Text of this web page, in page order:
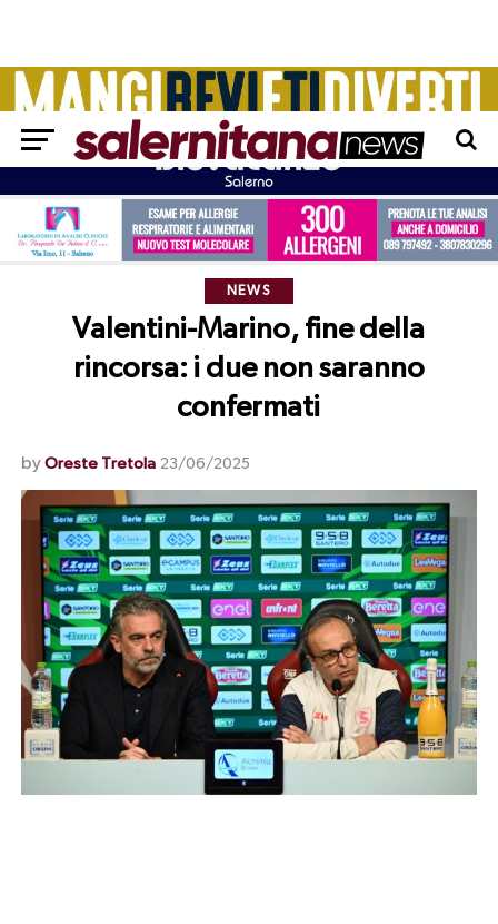
NEWS
Valentini-Marino, fine della
rincorsa: i due non saranno
confermati
by Oreste Tretola 23/06/2025